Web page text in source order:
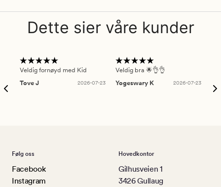
Dette sier våre kunder
Veldig fornøyd med Kid
Tove J
2026-07-23
Veldig bra 🌟👌👌
Yogeswary K
2026-07-23
Følg oss
Facebook
Instagram
Hovedkontor
Gilhusveien 1
3426 Gullaug